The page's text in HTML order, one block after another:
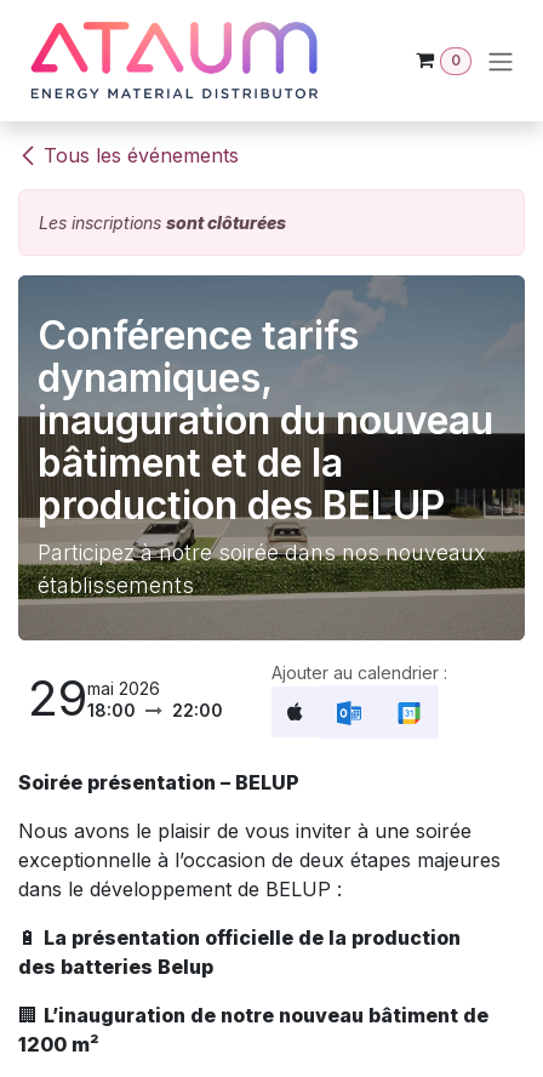
0
Tous les événements
Les inscriptions sont clôturées
Conférence tarifs
dynamiques,
inauguration du nouveau
bâtiment et de la
production des BELUP
Participez à notre soirée dans nos nouveaux
établissements
29mai 2026
18:00
22:00
Ajouter au calendrier :
Soirée présentation – BELUP
Nous avons le plaisir de vous inviter à une soirée
exceptionnelle à l’occasion de deux étapes majeures
dans le développement de BELUP :
🔋 La présentation officielle de la production
des batteries Belup
🏢 L’inauguration de notre nouveau bâtiment de
1200 m²